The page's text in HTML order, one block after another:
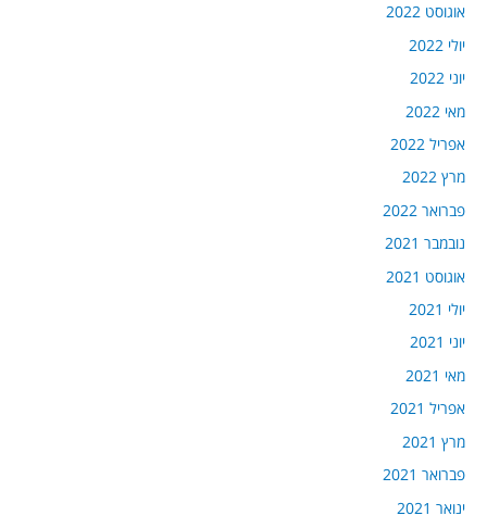
אוגוסט 2022
יולי 2022
יוני 2022
מאי 2022
אפריל 2022
מרץ 2022
פברואר 2022
נובמבר 2021
אוגוסט 2021
יולי 2021
יוני 2021
מאי 2021
אפריל 2021
מרץ 2021
פברואר 2021
ינואר 2021